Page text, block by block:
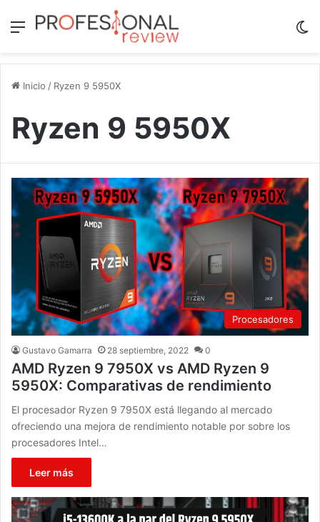
Menú
Inicio / Ryzen 9 5950X
Ryzen 9 5950X
Procesadores
Gustavo Gamarra 28 septiembre, 2022 0
AMD Ryzen 9 7950X vs AMD Ryzen 9
5950X: Comparativas de rendimiento
El procesador Ryzen 9 7950X está llegando al mercado
ofreciendo una mejora de rendimiento notable por sobre los
procesadores Intel…
Leer más